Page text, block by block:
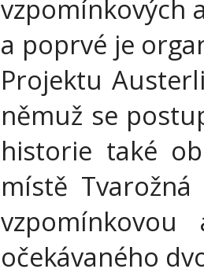
vzpomínkových
a poprvé je
Projektu
němuž se
historie také
místě
očekávaného